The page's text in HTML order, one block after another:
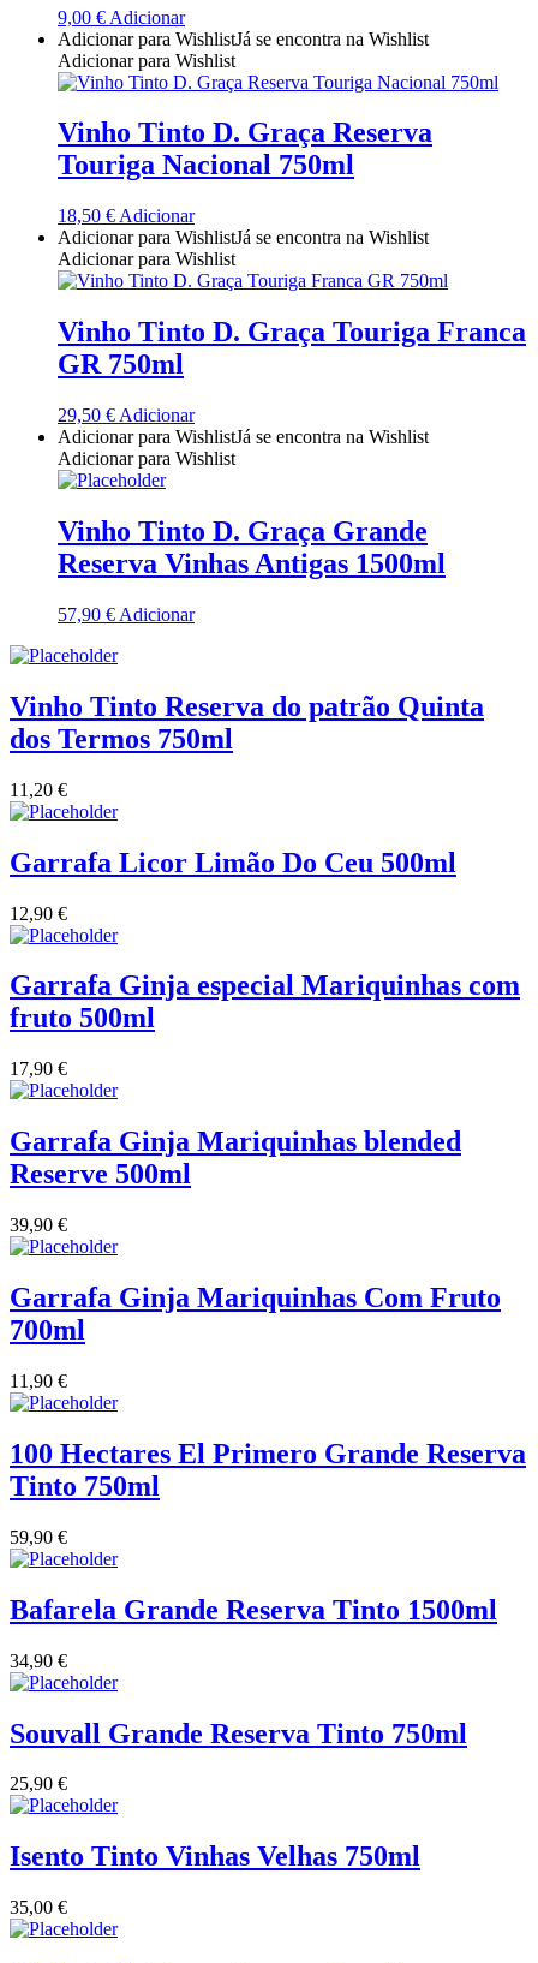
Quinta Do Regueiro - Região Vinhos Verdes
Quinta Do Rogel Algarve
Quinta do Sobreiró Trás-os -Montes
Quinta Do Ventozelo - Douro
Quinta Dos Termos - Beira Interior
Quinta José Rodrigues - Humanitas
Rego Wines Beira interior
Só Vinha
Tapada de Coelheiros - Alentejo
Tiago Cabaço Alentejo
Trois Setubal
Vinilourenço Douro
9,00 € Adicionar
Adicionar para WishlistJá se encontra na Wishlist
Adicionar para Wishlist
Vinho Tinto D. Graça Reserva
Touriga Nacional 750ml
18,50 € Adicionar
Adicionar para WishlistJá se encontra na Wishlist
Adicionar para Wishlist
Vinho Tinto D. Graça Touriga Franca
GR 750ml
29,50 € Adicionar
Adicionar para WishlistJá se encontra na Wishlist
Adicionar para Wishlist
Vinho Tinto D. Graça Grande
Reserva Vinhas Antigas 1500ml
57,90 € Adicionar
Vinho Tinto Reserva do patrão Quinta
dos Termos 750ml
11,20 €
Garrafa Licor Limão Do Ceu 500ml
12,90 €
Garrafa Ginja especial Mariquinhas com
fruto 500ml
17,90 €
Garrafa Ginja Mariquinhas blended
Reserve 500ml
39,90 €
Garrafa Ginja Mariquinhas Com Fruto
700ml
11,90 €
100 Hectares El Primero Grande Reserva
Tinto 750ml
59,90 €
Bafarela Grande Reserva Tinto 1500ml
34,90 €
Souvall Grande Reserva Tinto 750ml
25,90 €
Isento Tinto Vinhas Velhas 750ml
35,00 €